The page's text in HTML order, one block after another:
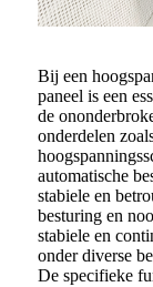
Bij een
paneel is een
de
onderdelen
automatische
stabiele en
besturing en
stabiele en
onder diverse
De specifieke